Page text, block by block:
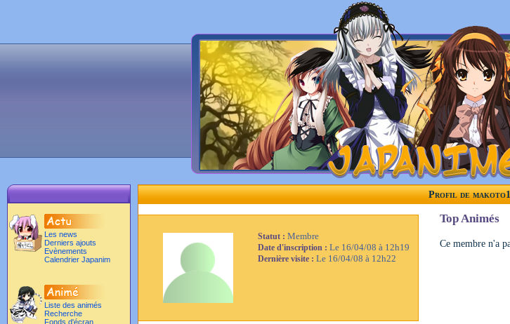
Les news
Derniers ajouts
Evènements
Calendrier Japanim
Liste des animés
Recherche
Fonds d'écran
Profil de
Statut : Membre
Date d'inscription : Le 16/04/08 à 12h19
Dernière visite : Le 16/04/08 à 12h22
Top Animés
Ce membre n'a